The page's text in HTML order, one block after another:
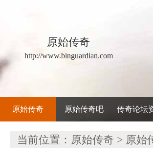
原始传奇
http://www.binguardian.com
原始传奇 原始传奇吧 传奇论坛
当前位置： 原始传奇 > 原始